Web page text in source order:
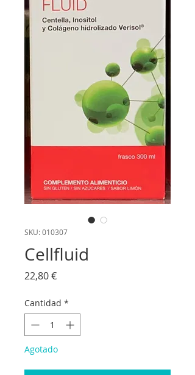
SKU: 010307
Cellfluid
22,80 €Precio
Cantidad *
Agotado